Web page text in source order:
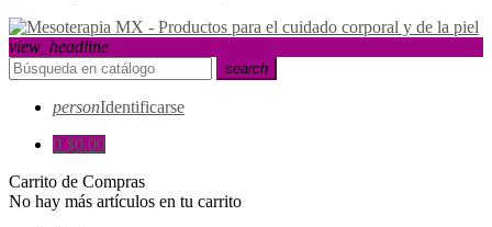
view_headline
search
personIdentificarse
0 $0.00
Carrito de Compras
No hay más artículos en tu carrito